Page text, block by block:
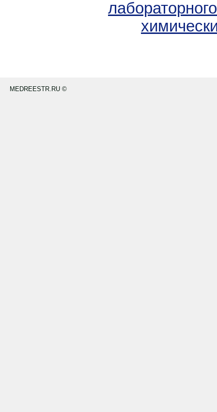
MEDREESTR.RU ©